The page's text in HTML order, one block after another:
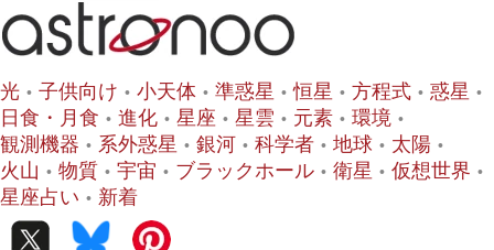
光 子供向け 小天体 準惑星 恒星 方程式
惑星
日食・月食
進化 星座 星雲 元素
環境
観測機器
系外惑星 銀河 科学者 地球
太陽
火山
物質 宇宙 ブラックホール 衛星
仮想世界
星座占い
新着